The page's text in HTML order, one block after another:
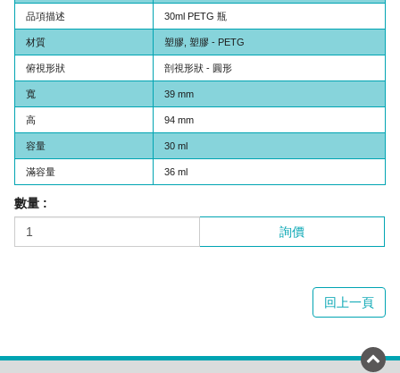
品項描述 30ml PETG 瓶
材質 塑膠, 塑膠 - PETG
俯視形狀 剖視形狀 - 圓形
寬 39 mm
高 94 mm
容量 30 ml
滿容量 36 ml
數量 :
詢價
回上一頁